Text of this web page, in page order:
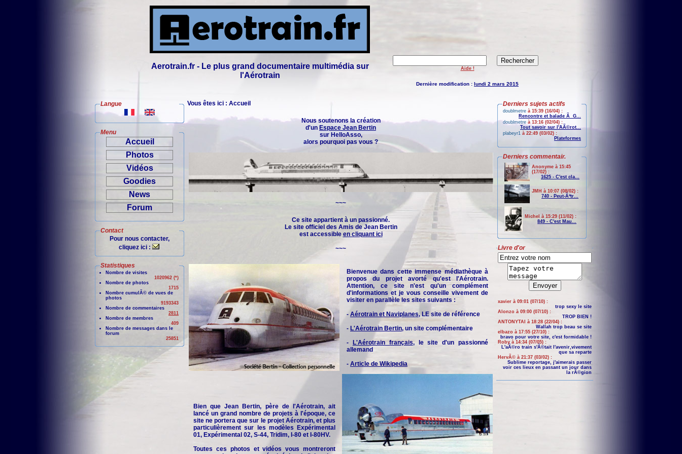
Aerotrain.fr - Le plus grand documentaire multimédia sur
l'Aérotrain
Aide !
Dernière modification : lundi 2 mars 2015
Langue
Menu
Accueil
Photos
Vidéos
Goodies
News
Forum
Contact
Pour nous contacter,
cliquez ici :
Statistiques
Nombre de visites
1020962 (*)
Nombre de photos
1715
Nombre cumulÃ© de vues de
photos
9193343
Nombre de commentaires
2811
Nombre de membres
409
Nombre de messages dans le
forum
25851
Vous êtes ici : Accueil
Nous soutenons la création
d'un Espace Jean Bertin
sur HelloAsso,
alors pourquoi pas vous ?
~~~
Ce site appartient à un passionné.
Le site officiel des Amis de Jean Bertin
est accessible en cliquant ici
~~~
Bienvenue dans cette immense médiathèque à
propos du projet avorté qu'est l'Aérotrain.
Attention, ce site n'est qu'un complément
d'informations et je vous conseille vivement de
visiter en parallèle les sites suivants :
- Aérotrain et Naviplanes, LE site de référence
- L'Aérotrain Bertin, un site complémentaire
-
L'Aérotrain français, le site d'un passionné
allemand
- Article de Wikipedia
Bien que Jean Bertin, père de l'Aérotrain, ait
lancé un grand nombre de projets à l'époque, ce
site ne portera que sur le projet Aérotrain, et plus
particulièrement sur les modèles Expérimental
01, Expérimental 02, S-44, Tridim, I-80 et I-80HV.
Toutes ces photos et vidéos vous montreront
Derniers sujets actifs
doublmetre à 15:39 (16/04) :
Rencontre et balade Ã G...
doublmetre à 13:16 (02/04) :
Tout savoir sur l'AÃ©rot...
plabeyr1 à 22:49 (03/02) :
Plateformes
Derniers commentair.
Anonyme à 15:45
(17/02) :
1625 - C'est cla...
JMH à 10:07 (08/02) :
740 - Peut-Ãªtr...
Michel à 15:29 (11/02) :
849 - C'est Mau...
Livre d'or
xavier à 09:01 (07/10) :
trop sexy le site
Alonzo à 09:00 (07/10) :
TROP BIEN !
ANTONYTAI à 18:28 (22/04) :
Wallah trop beau se site
elbazo à 17:55 (27/10) :
bravo pour votre site, c'est formidable !
Roby à 14:34 (07/05) :
L'aÃ©ro train s'Ã©tait l'avenir,vivement
que sa reparte
HervÃ© à 21:37 (03/02) :
Sublime reportage, j'aimerais passer
voir ces lieux en passant un jour dans
la rÃ©gion